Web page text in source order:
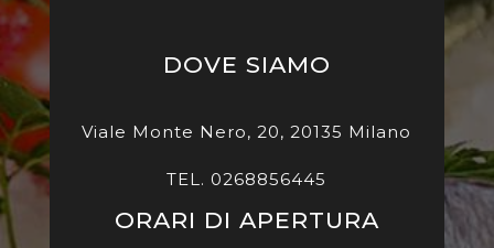
DOVE SIAMO
Viale Monte Nero, 20, 20135 Milano
TEL. 0268856445
ORARI DI APERTURA